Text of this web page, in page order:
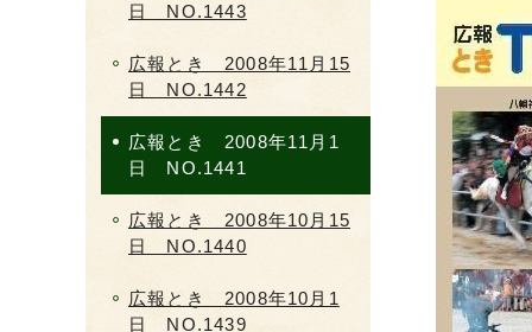
日 NO.1443
広報とき 2008年11月15
日 NO.1442
広報とき 2008年11月1
日 NO.1441
広報とき 2008年10月15
日 NO.1440
広報とき 2008年10月1
日 NO.1439